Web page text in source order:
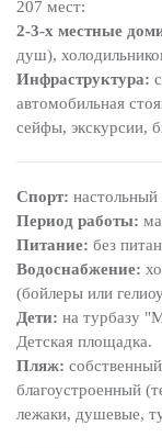
207 мест:
2-3-х местные
душ),
Инфраструктура:
автомобильная
сейфы, экскурсии,
Спорт: настольный
Период работы:
Питание: без
Водоснабжение:
(бойлеры или
Дети: на турбазу
Детская площадка.
Пляж:
благоустроенный
лежаки, душевые,